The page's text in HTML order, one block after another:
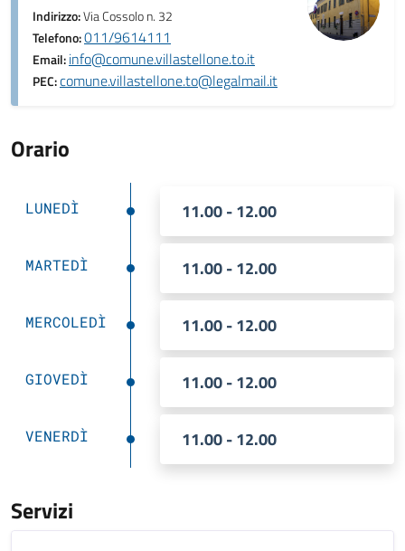
Indirizzo:Via Cossolo n. 32
Telefono:011/9614111
Email:info@comune.villastellone.to.it
PEC:comune.villastellone.to@legalmail.it
Orario
LUNEDÌ 11.00 - 12.00
MARTEDÌ 11.00 - 12.00
MERCOLEDÌ 11.00 - 12.00
GIOVEDÌ 11.00 - 12.00
VENERDÌ 11.00 - 12.00
Servizi